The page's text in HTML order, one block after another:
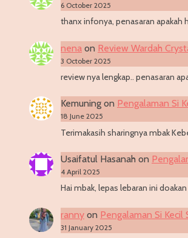
6 October 2025
thanx infonya, penasaran apakah
nena on Review Wardah
3 October 2025
review nya lengkap.. penasaran
Kemuning on Pengalaman Si
18 June 2025
Terimakasih sharingnya mbak
Usaifatul Hasanah on
4 April 2025
Hai mbak, lepas lebaran ini
ranny on Pengalaman Si
31 January 2025